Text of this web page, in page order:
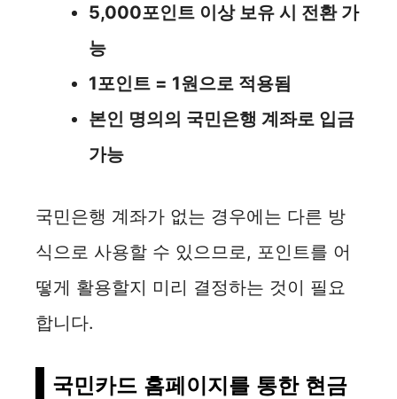
5,000포인트 이상 보유 시 전환 가
능
1포인트 = 1원으로 적용됨
본인 명의의 국민은행 계좌로 입금
가능
국민은행 계좌가 없는 경우에는 다른 방
식으로 사용할 수 있으므로, 포인트를 어
떻게 활용할지 미리 결정하는 것이 필요
합니다.
국민카드 홈페이지를 통한 현금